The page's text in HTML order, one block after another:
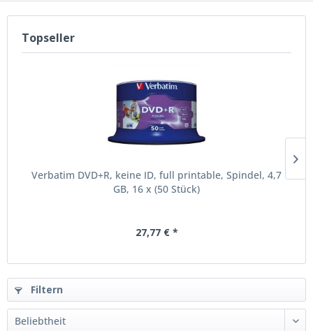
Topseller
Verbatim DVD+R, keine ID, full printable, Spindel, 4,7
GB, 16 x (50 Stück)
27,77 € *
Filtern